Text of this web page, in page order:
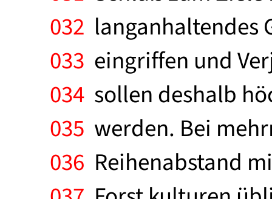
032 langanhaltendes
033 eingriffen und
034 sollen deshalb
035 werden. Bei
036 Reihenabstand